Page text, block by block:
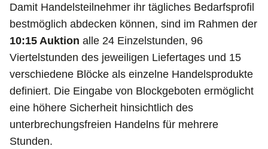
Damit Handelsteilnehmer ihr tägliches Bedarfsprofil
bestmöglich abdecken können, sind im Rahmen der
10:15 Auktion alle 24 Einzelstunden, 96
Viertelstunden des jeweiligen Liefertages und 15
verschiedene Blöcke als einzelne Handelsprodukte
definiert. Die Eingabe von Blockgeboten ermöglicht
eine höhere Sicherheit hinsichtlich des
unterbrechungsfreien Handelns für mehrere
Stunden.